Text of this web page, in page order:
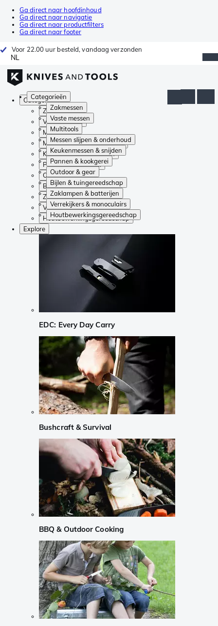
Ga direct naar hoofdinhoud
Ga direct naar navigatie
Ga direct naar productfilters
Ga direct naar footer
Voor 22.00 uur besteld, vandaag verzonden
NL
Categorieën
Zakmessen
Vaste messen
Multitools
Messen slijpen & onderhoud
Keukenmessen & snijden
Pannen & kookgerei
Outdoor & gear
Bijlen & tuingereedschap
Zaklampen & batterijen
Verrekijkers & monoculairs
Houtbewerkingsgereedschap
Categorieën
Zakmessen
Vaste messen
Multitools
Messen slijpen & onderhoud
Keukenmessen & snijden
Pannen & kookgerei
Outdoor & gear
Bijlen & tuingereedschap
Zaklampen & batterijen
Verrekijkers & monoculairs
Houtbewerkingsgereedschap
Explore
EDC: Every Day Carry
Bushcraft & Survival
BBQ & Outdoor Cooking